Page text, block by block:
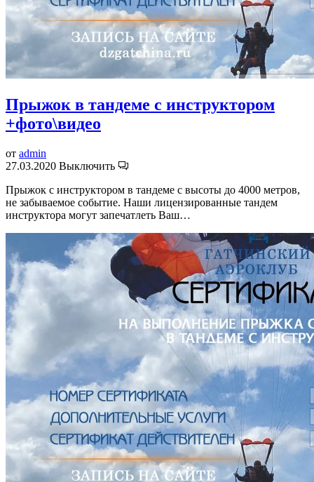
Прыжок в тандеме с инструктором
+фото\видео
от admin
27.03.2020 Выключить
Прыжок с инструктором в тандеме с высоты до 4000 метров,
не забываемое событие. Наши лицензированные тандем
инструктора могут запечатлеть Ваш…